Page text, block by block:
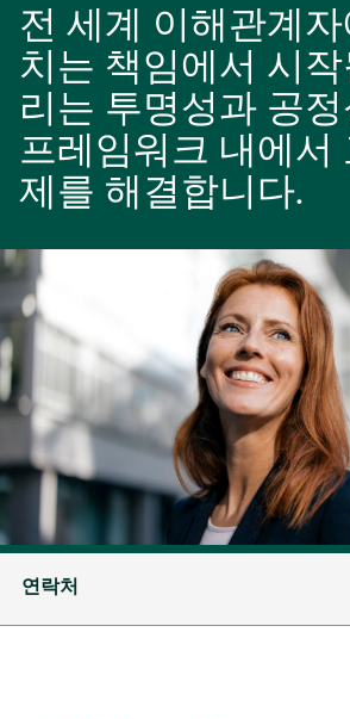
전 세계 이해관계
치는 책임에서 시
리는 투명성과 공
프레임워크 내에서
제를 해결합니다.
연락처